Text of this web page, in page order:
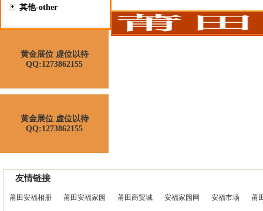
其他-other
黄金展位 虚位以待
QQ:1273862155
黄金展位 虚位以待
QQ:1273862155
友情链接
莆田安福相册 莆田安福家园 莆田商贸城 安福家园网 安福市场 莆